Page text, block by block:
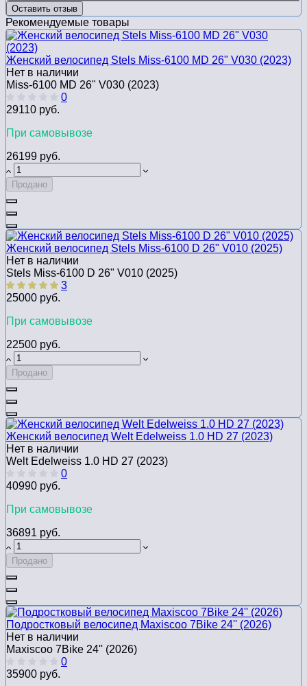
Оставить отзыв
Рекомендуемые товары
Женский велосипед Stels Miss-6100 MD 26" V030 (2023)
Нет в наличии
Miss-6100 MD 26" V030 (2023)
0
29110 руб.
При самовывозе
26199 руб.
Продано
Женский велосипед Stels Miss-6100 D 26" V010 (2025)
Нет в наличии
Stels Miss-6100 D 26" V010 (2025)
3
25000 руб.
При самовывозе
22500 руб.
Продано
Женский велосипед Welt Edelweiss 1.0 HD 27 (2023)
Нет в наличии
Welt Edelweiss 1.0 HD 27 (2023)
0
40990 руб.
При самовывозе
36891 руб.
Продано
Подростковый велосипед Maxiscoo 7Bike 24'' (2026)
Нет в наличии
Maxiscoo 7Bike 24'' (2026)
0
35900 руб.